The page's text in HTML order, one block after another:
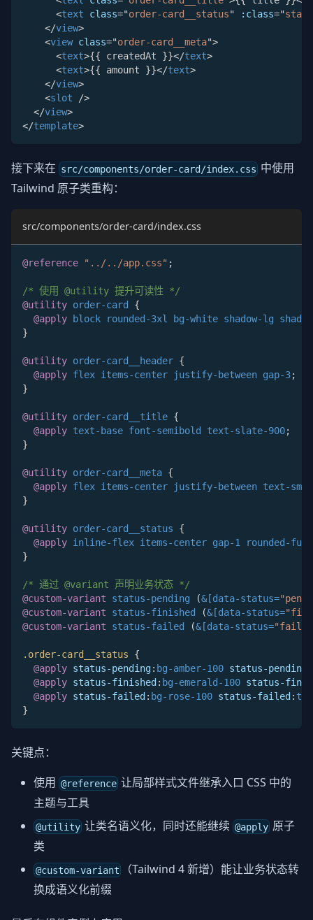
<text class="order-card__status" :class="
</view>
<view class="order-card__meta">
<text>{{ createdAt }}</text>
<text>{{ amount }}</text>
</view>
<slot
/>
</view>
</template>
接下来在 src/components/order-card/index.css 中使用
Tailwind 原子类重构：
src/components/order-card/index.css
@reference "../../app.css" ;
/* 使用 @utility 提升可读性 */
@utility order-card
{
@apply block rounded-3xl bg-white shadow-lg
}
@utility order-card__header {
@apply flex items-center justify-between gap-3;
}
@utility order-card__title {
@apply text-base font-semibold text-slate-900;
}
@utility order-card__meta {
@apply flex items-center justify-between text-sm
}
@utility order-card__status
{
@apply inline-flex items-center gap-1 rounded-full
}
/* 通过 @variant 声明业务状态 */
@custom-variant status-pending (&[data-status=
@custom-variant status-finished (&[data-status=
@custom-variant status-failed (&[data-status=
.order-card__status
{
@apply status-pending: bg-amber-100 status-pending
@apply status-finished : bg-emerald-100 status-
@apply status-failed : bg-rose-100 status-failed :
}
关键点：
使用 @reference 让局部样式文件继承入口 CSS 中的
主题与工具
@utility 让类名语义化，同时还能继续@apply 原子
类
@custom-variant
（Tailwind 4 新增）能让业务状态转
换成语义化前缀